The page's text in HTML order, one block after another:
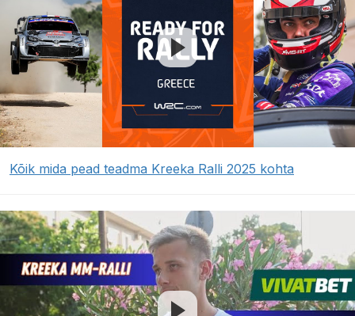
Kõik mida pead teadma Kreeka Ralli 2025 kohta